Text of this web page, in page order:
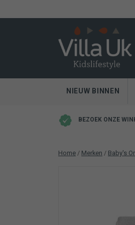
NIEUW BINNEN
BEZOEK ONZE
Home / Merken / Baby's